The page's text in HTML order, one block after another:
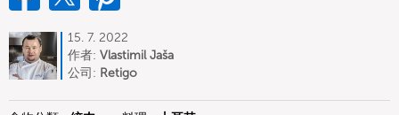
15. 7. 2022
作者: Vlastimil Jaša
公司: Retigo